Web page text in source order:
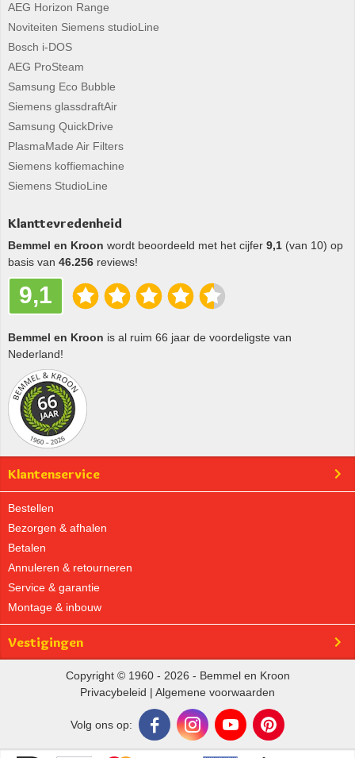
AEG Horizon Range
Noviteiten Siemens studioLine
Bosch i-DOS
AEG ProSteam
Samsung Eco Bubble
Siemens glassdraftAir
Samsung QuickDrive
PlasmaMade Air Filters
Siemens koffiemachine
Siemens StudioLine
Klanttevredenheid
Bemmel en Kroon wordt beoordeeld met het cijfer 9,1 (van 10) op
basis van 46.256 reviews!
9,1
Bemmel en Kroon is al ruim 66 jaar de voordeligste van
Nederland!
Klantenservice
Bestellen
Bezorgen & afhalen
Betalen
Annuleren & retourneren
Service & garantie
Montage & inbouw
Vestigingen
Copyright © 1960 - 2026 - Bemmel en Kroon
Privacybeleid | Algemene voorwaarden
Volg ons op: